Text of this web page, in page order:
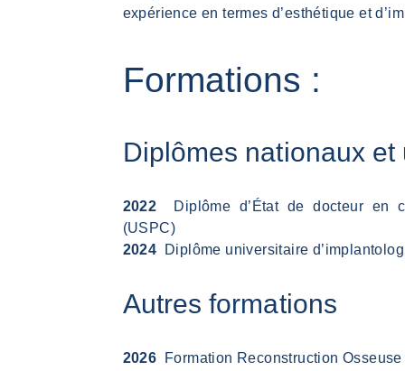
expérience en termes d’esthétique et
Formations :
Diplômes nationaux
2022 Diplôme d’État de docteur en
(USPC)
2024
Diplôme universitaire
Autres formations
2026
Formation Reconstruction